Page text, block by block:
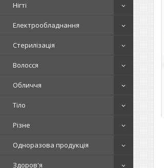
Нігті
Електрообладнання
Стерилізація
Волосся
Обличчя
Тіло
Різне
Одноразова продукція
Здоров'я